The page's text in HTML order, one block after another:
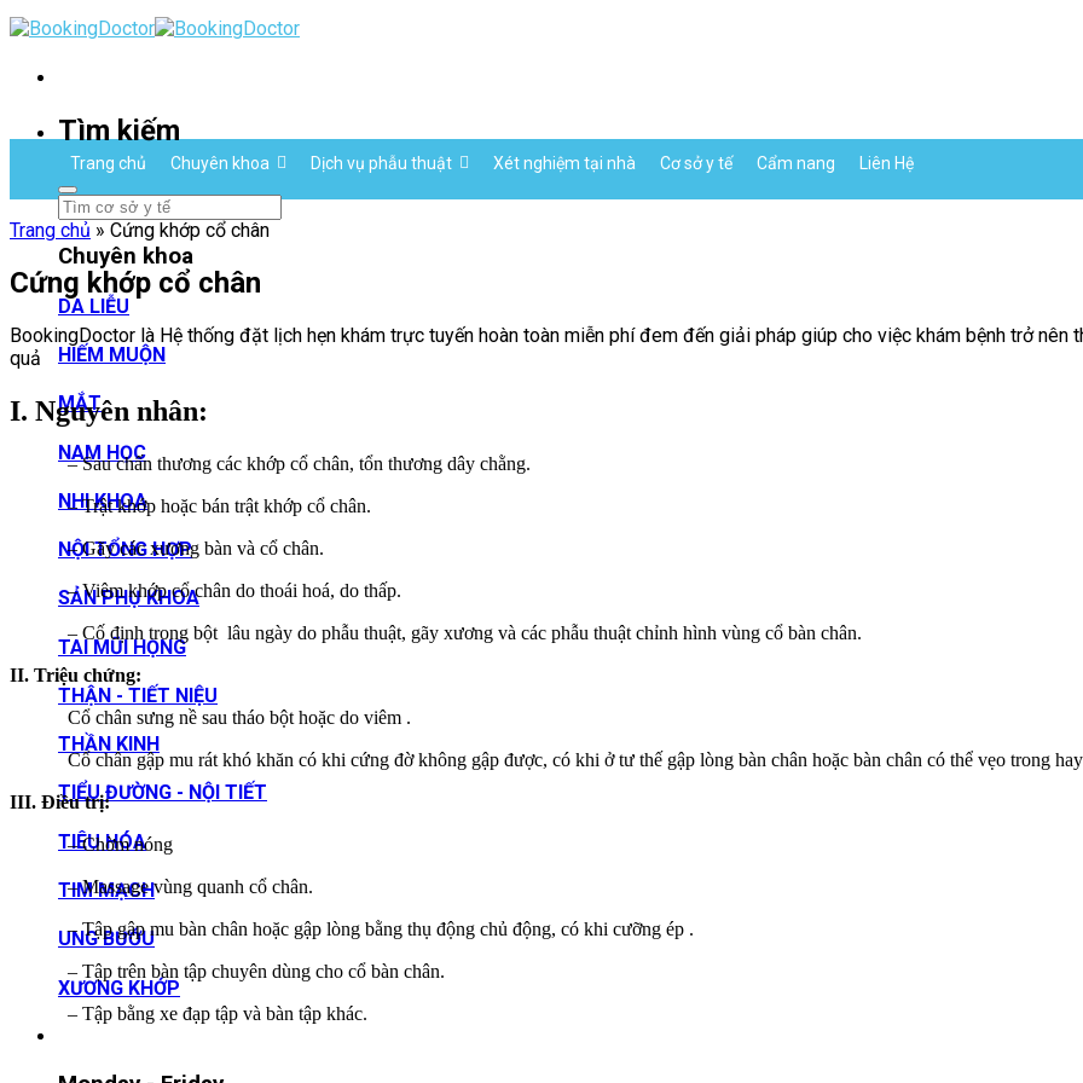
Skip
to
Tìm kiếm
Chuyên khoa
DA LIỄU
HIẾM MUỘN
MẮT
NAM HỌC
NHI KHOA
NỘI TỔNG HỢP
SẢN PHỤ KHOA
TAI MŨI HỌNG
THẬN - TIẾT NIỆU
THẦN KINH
TIỂU ĐƯỜNG - NỘI TIẾT
TIÊU HÓA
TIM MẠCH
UNG BƯỚU
XƯƠNG KHỚP
Trang chủ Chuyên khoa Dịch vụ phẫu thuật Xét nghiệm tại nhà Cơ sở y tế Cẩm nang Liên Hệ
Trang chủ » Cứng khớp cổ chân
Cứng khớp cổ chân
BookingDoctor là Hệ thống đặt lịch hẹn khám trực tuyến hoàn toàn miễn phí đem đến giải pháp giúp cho việc khám bệnh trở nên
quả
I. Nguyên nhân:
– Sau chấn thương các khớp cổ chân, tổn thương dây chằng.
– Trật khớp hoặc bán trật khớp cổ chân.
– Gãy các xương bàn và cổ chân.
– Viêm khớp cổ chân do thoái hoá, do thấp.
– Cố định trong bột lâu ngày do phẫu thuật, gãy xương và các phẫu thuật chỉnh hình vùng cổ bàn chân.
II. Triệu chứng:
Cổ chân sưng nề sau tháo bột hoặc do viêm .
Cổ chân gập mu rát khó khăn có khi cứng đờ không gập được, có khi ở tư thế gập lòng bàn chân hoặc bàn chân có thể vẹo trong
III. Điều trị:
– Chờm nóng
– Massage vùng quanh cổ chân.
– Tập gập mu bàn chân hoặc gập lòng bằng thụ động chủ động, có khi cưỡng ép .
– Tập trên bàn tập chuyên dùng cho cổ bàn chân.
– Tập bằng xe đạp tập và bàn tập khác.